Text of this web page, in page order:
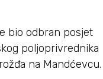
bio odbran posjet
poljoprivrednika
na Mandćevcu.